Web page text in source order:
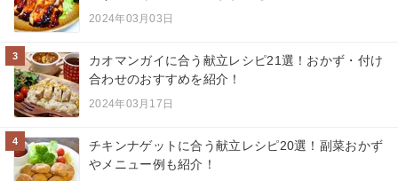
2024年03月03日
3
カオマンガイに合う献立レシピ21選！おかず・付け
合わせのおすすめを紹介！
2024年03月17日
4
チキンナゲットに合う献立レシピ20選！副菜おかず
やメニュー例も紹介！